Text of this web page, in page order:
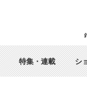
特集・連載 シ